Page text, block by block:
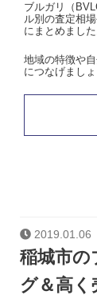
ブルガリ（
ル別の査定相
にまとめました
地域の特徴や
につなげましょ
2019.01.06
稲城市の
グ＆高